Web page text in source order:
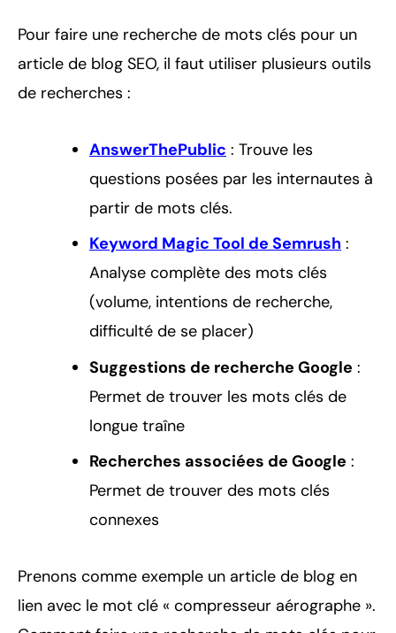
Pour faire une recherche de mots clés pour un
article de blog SEO, il faut utiliser plusieurs outils
de recherches :
AnswerThePublic : Trouve les
questions posées par les internautes à
partir de mots clés.
Keyword Magic Tool de Semrush :
Analyse complète des mots clés
(volume, intentions de recherche,
difficulté de se placer)
Suggestions de recherche Google :
Permet de trouver les mots clés de
longue traîne
Recherches associées de Google :
Permet de trouver des mots clés
connexes
Prenons comme exemple un article de blog en
lien avec le mot clé « compresseur aérographe ».